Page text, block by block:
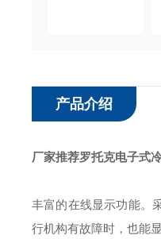
产品介绍
厂家推荐罗托克电子式
丰富的在线显示功能。
行机构有故障时，也能